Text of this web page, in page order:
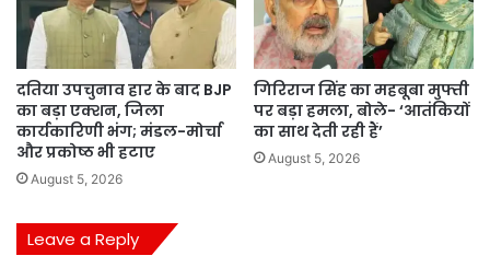
दतिया उपचुनाव हार के बाद BJP
का बड़ा एक्शन, जिला
कार्यकारिणी भंग; मंडल-मोर्चा
और प्रकोष्ठ भी हटाए
August 5, 2026
गिरिराज सिंह का महबूबा मुफ्ती
पर बड़ा हमला, बोले- ‘आतंकियों
का साथ देती रही हैं’
August 5, 2026
Leave a Reply